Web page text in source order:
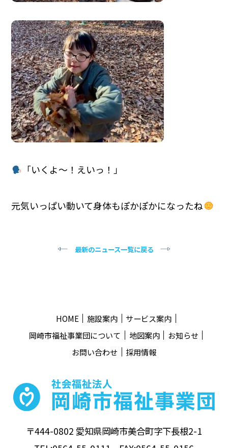
「いくよ～！えいっ！」
元気いっぱい動いて身体もぽかぽかになったね
最新のニュース一覧に戻る
HOME 施設案内
サービス案内
岡崎市福祉事業団について
地図案内
お知らせ
お問い合わせ
採用情報
〒444-0802 愛知県岡崎市美合町字下長根2-1